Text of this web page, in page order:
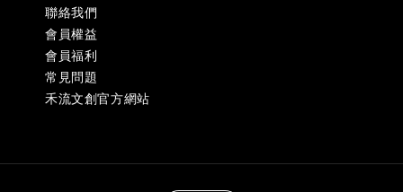
聯絡我們
會員權益
會員福利
常見問題
禾流文創官方網站